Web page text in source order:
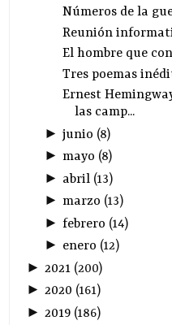
Números de la
Reunión
El hombre que
Tres poemas
Ernest
las camp...
► junio (8)
► mayo (8)
► abril(13)
► marzo (13)
► febrero (14)
► enero (12)
► 2021 (200)
►2020 (161)
► 2019 (186)